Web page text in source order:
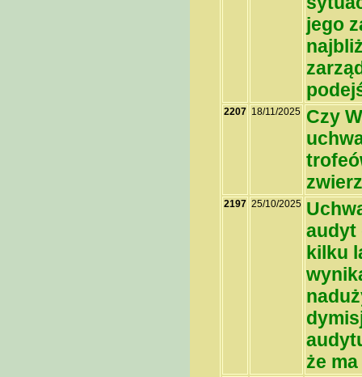
jego
2207 18/11/2025 Czy
2197 25/10/2025
audyt
kilku
że